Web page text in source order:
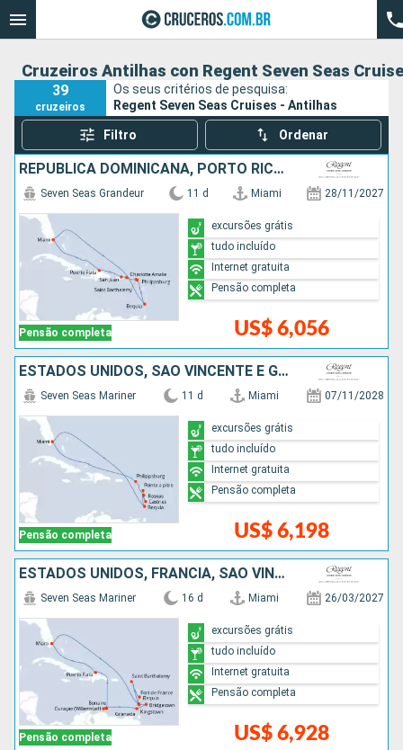
Cruzeiros Antilhas con Regent Seven Seas
39
cruzeiros
Os seus critérios de pesquisa:
Regent Seven Seas Cruises - Antilhas
Filtro Ordenar
REPUBLICA DOMINICANA, PORTO RICO, ESTADOS UNIDOS, FRANCIA, SÃO VINCENTE E GRANADINAS
Pensão completa
Seven Seas Grandeur 11 d Miami 28/11/2027
US$ 6,056
excursões grátis
tudo incluído
Internet gratuita
Pensão completa
ESTADOS UNIDOS, SÃO VINCENTE E GRANADINAS, SANTA LUCIA, REPUBLICA DOMINICANA
Pensão completa
Seven Seas Mariner 11 d Miami 07/11/2028
US$ 6,198
excursões grátis
tudo incluído
Internet gratuita
Pensão completa
ESTADOS UNIDOS, FRANCIA, SÃO VINCENTE E GRANADINAS, BARBADOS, GRENADA, REPUBLICA DOMINICANA
Pensão completa
Seven Seas Mariner 16 d Miami 26/03/2027
US$ 6,928
excursões grátis
tudo incluído
Internet gratuita
Pensão completa